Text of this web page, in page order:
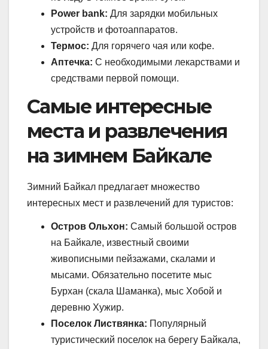
Power bank: Для зарядки мобильных
устройств и фотоаппаратов.
Термос: Для горячего чая или кофе.
Аптечка: С необходимыми лекарствами и
средствами первой помощи.
Самые интересные
места и развлечения
на зимнем Байкале
Зимний Байкал предлагает множество
интересных мест и развлечений для туристов:
Остров Ольхон: Самый большой остров
на Байкале, известный своими
живописными пейзажами, скалами и
мысами. Обязательно посетите мыс
Бурхан (скала Шаманка), мыс Хобой и
деревню Хужир.
Поселок Листвянка: Популярный
туристический поселок на берегу Байкала,